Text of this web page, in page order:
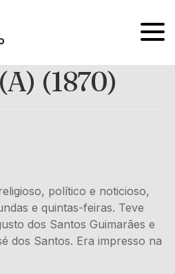
OPEN
(1870)
político e noticioso,
e quintas-feiras. Teve
dos Santos Guimarães e
dos Santos. Era impresso na